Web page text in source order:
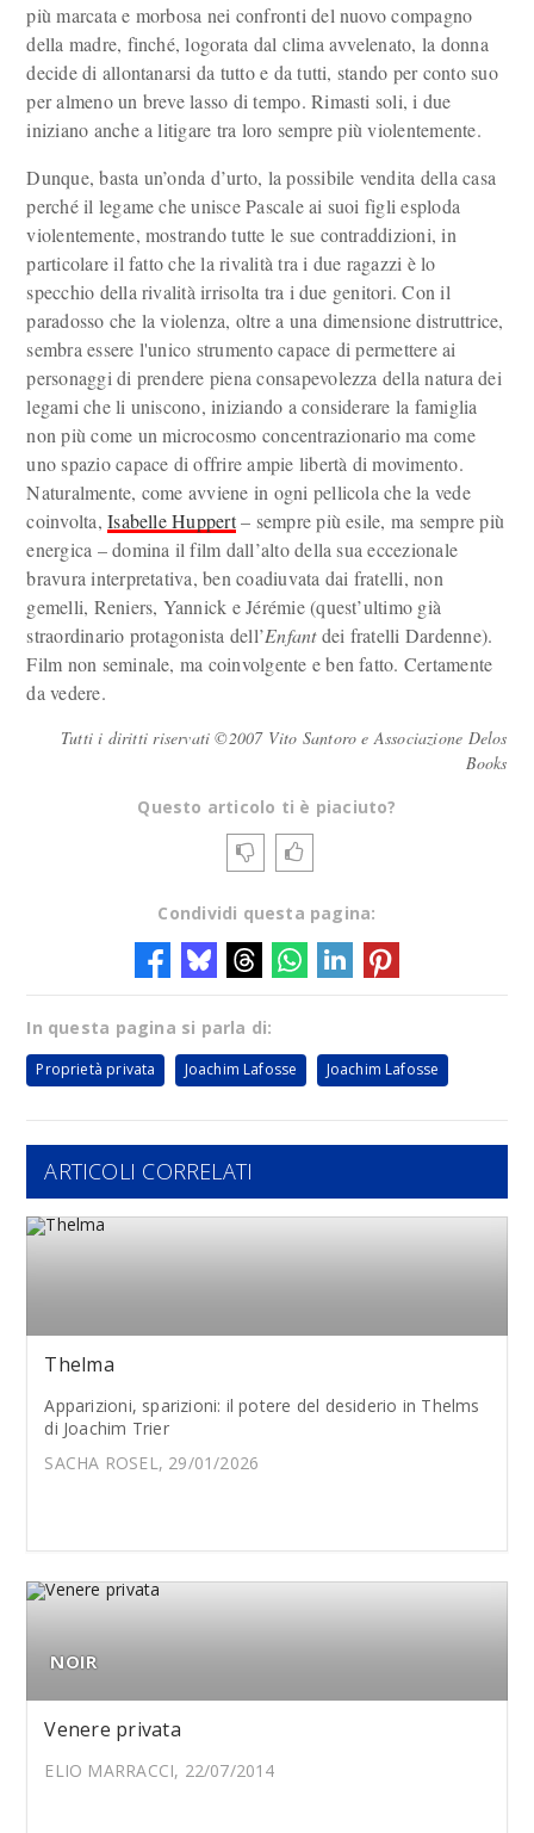
più marcata e morbosa nei confronti del nuovo compagno
della madre, finché, logorata dal clima avvelenato, la donna
decide di allontanarsi da tutto e da tutti, stando per conto suo
per almeno un breve lasso di tempo. Rimasti soli, i due
iniziano anche a litigare tra loro sempre più violentemente.
Dunque, basta un’onda d’urto, la possibile vendita della casa
perché il legame che unisce Pascale ai suoi figli esploda
violentemente, mostrando tutte le sue contraddizioni, in
particolare il fatto che la rivalità tra i due ragazzi è lo
specchio della rivalità irrisolta tra i due genitori. Con il
paradosso che la violenza, oltre a una dimensione distruttrice,
sembra essere l'unico strumento capace di permettere ai
personaggi di prendere piena consapevolezza della natura dei
legami che li uniscono, iniziando a considerare la famiglia
non più come un microcosmo concentrazionario ma come
uno spazio capace di offrire ampie libertà di movimento.
Naturalmente, come avviene in ogni pellicola che la vede
coinvolta,Isabelle Huppert– sempre più esile, ma sempre più
energica – domina il film dall’alto della sua eccezionale
bravura interpretativa, ben coadiuvata dai fratelli, non
gemelli, Reniers, Yannick e Jérémie (quest’ultimo già
straordinario protagonista dell’Enfantdei fratelli Dardenne).
Film non seminale, ma coinvolgente e ben fatto. Certamente
da vedere.
Tutti i diritti riservati ©2007 Vito Santoro e Associazione Delos
Books
Questo articolo ti è piaciuto?
Condividi questa pagina:
In questa pagina si parla di:
Proprietà privata Joachim Lafosse Joachim Lafosse
ARTICOLI CORRELATI
Thelma
Apparizioni, sparizioni: il potere del desiderio in Thelms
di Joachim Trier
SACHA ROSEL, 29/01/2026
NOIR
Venere privata
ELIO MARRACCI, 22/07/2014